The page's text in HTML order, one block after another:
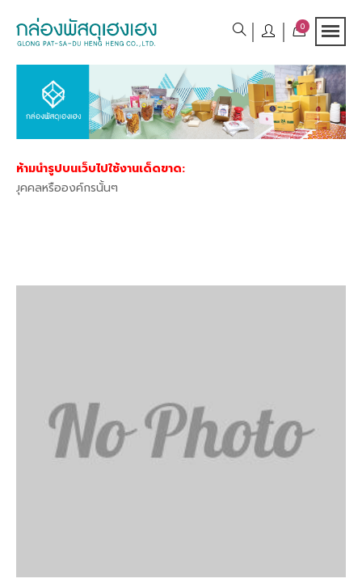
0
ห้ามนำรูปบนเว็บไปใช้งานเด็ดขาด:
หรือองค์กรนั้นๆ